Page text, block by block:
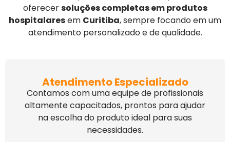
oferecersoluções completas em produtos
hospitalaresem Curitiba, sempre focando em um
atendimento personalizado e de qualidade.
Atendimento Especializado
Contamos com uma equipe de profissionais
altamente capacitados, prontos para ajudar
na escolha do produto ideal para suas
necessidades.